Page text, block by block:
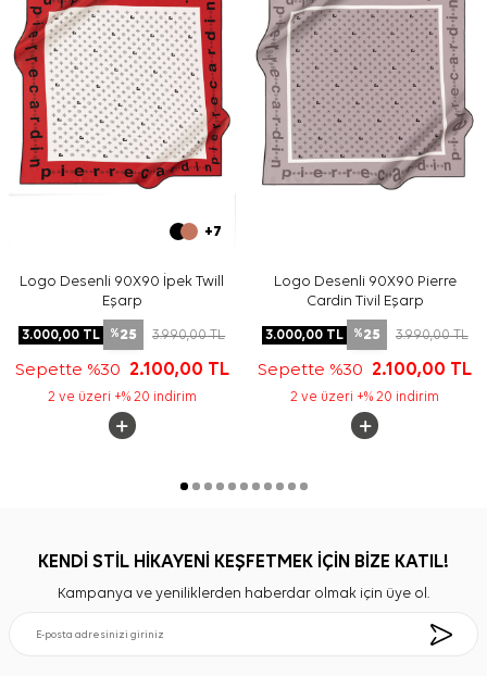
+7
Logo Desenli 90X90 İpek Twill
Eşarp
3.000,00 TL %25 3.990,00TL
Sepette %30 2.100,00 TL
2 ve üzeri +% 20 indirim
Logo Desenli 90X90 Pierre
Cardin Tivil Eşarp
3.000,00TL %25 3.990,00TL
Sepette %30 2.100,00 TL
2 ve üzeri +% 20 indirim
KENDİ STİL HİKAYENİ KEŞFETMEK İÇİN BİZE KATIL!
Kampanya ve yeniliklerden haberdar olmak için üye ol.